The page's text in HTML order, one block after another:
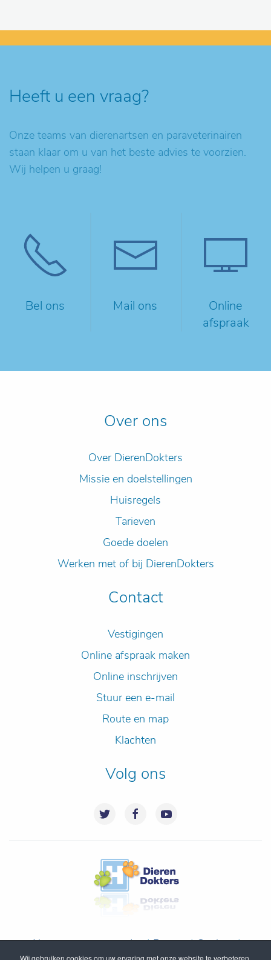
Heeft u een vraag?
Onze teams van dierenartsen en paraveterinairen
staan klaar om u van het beste advies te voorzien.
Wij helpen u graag!
Bel ons Mail ons
Online
afspraak
Over ons
Over DierenDokters
Missie en doelstellingen
Huisregels
Tarieven
Goede doelen
Werken met of bij DierenDokters
Contact
Vestigingen
Online afspraak maken
Online inschrijven
Stuur een e-mail
Route en map
Klachten
Volg ons
Algemene voorwaarden|Privacy|Cookies|
Wij gebruiken cookies om uw ervaring met onze website te verbeteren.